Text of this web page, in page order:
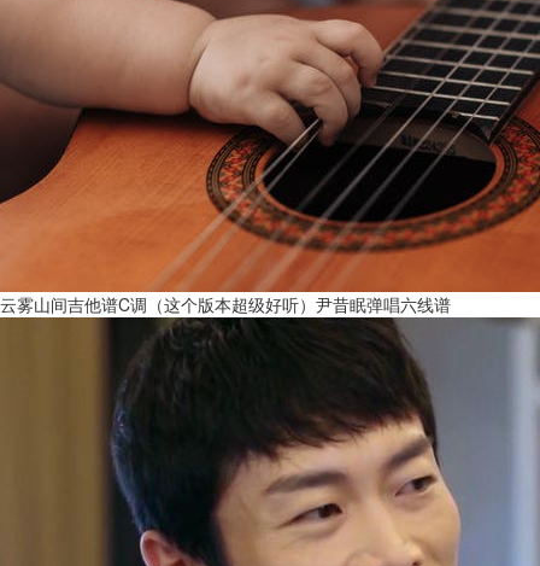
云雾山间吉他谱C调（这个版本超级好听）尹昔眠弹唱六线谱